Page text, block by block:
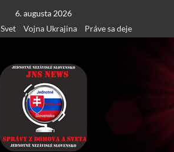
6. augusta 2026
Svet Vojna Ukrajina Práve sa deje